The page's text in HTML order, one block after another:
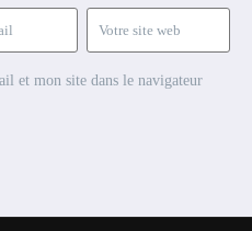
et mon site dans le navigateur